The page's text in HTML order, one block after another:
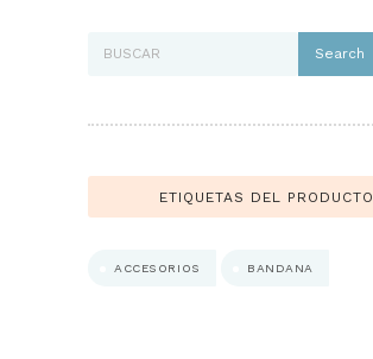
Search
ETIQUETAS DEL PRODUCTO
ACCESORIOS BANDANA